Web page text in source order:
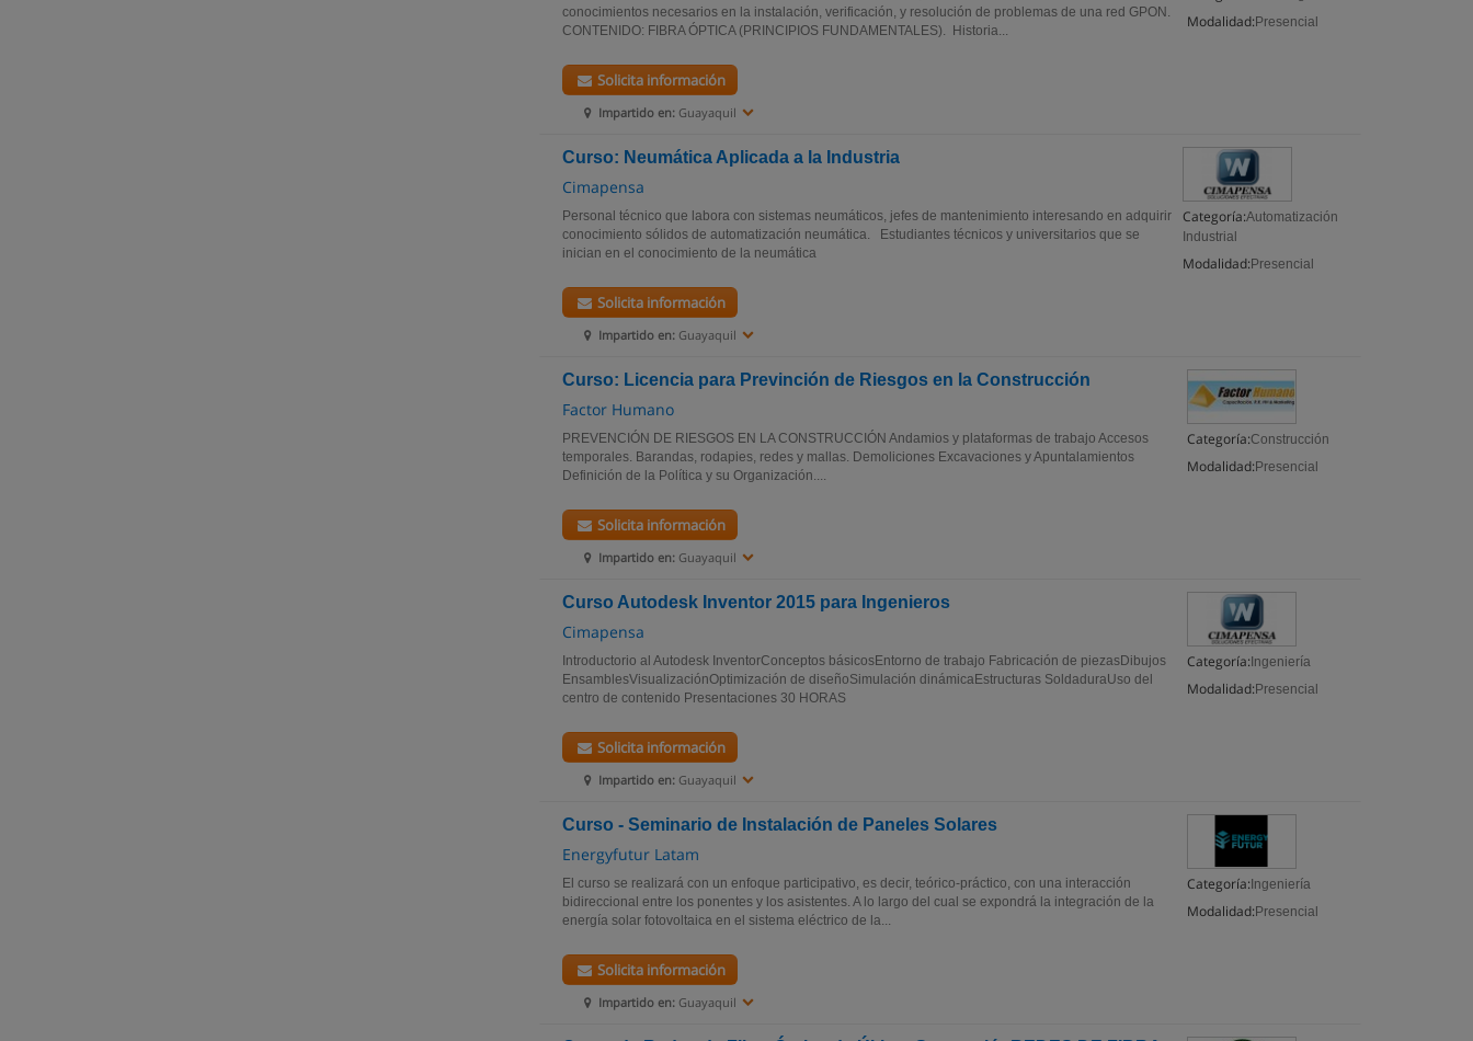
Modalidad: Presencial
conocimientos necesarios en la instalación, verificación, y resolución de problemas de una red GPON.
CONTENIDO: FIBRA ÓPTICA (PRINCIPIOS FUNDAMENTALES). Historia...
Impartido en: Guayaquil
Solicita información
Curso: Neumática Aplicada a la Industria
Cimapensa
Categoría:Automatización
Industrial
Modalidad: Presencial
Personal técnico que labora con sistemas neumáticos, jefes de mantenimiento interesando en adquirir
conocimiento sólidos de automatización neumática. Estudiantes técnicos y universitarios que se
inician en el conocimiento de la neumática
Impartido en: Guayaquil
Solicita información
Curso: Licencia para Previnción de Riesgos en la Construcción
Factor Humano
Categoría:Construcción
Modalidad: Presencial
PREVENCIÓN DE RIESGOS EN LA CONSTRUCCIÓN Andamios y plataformas de trabajo Accesos
temporales. Barandas, rodapies, redes y mallas. Demoliciones Excavaciones y Apuntalamientos
Definición de la Política y su Organización....
Impartido en: Guayaquil
Solicita información
Curso Autodesk Inventor 2015 para Ingenieros
Cimapensa
Categoría: Ingeniería
Modalidad: Presencial
Introductorio al Autodesk InventorConceptos básicosEntorno de trabajo Fabricación de piezasDibujos
EnsamblesVisualizaciónOptimización de diseñoSimulación dinámicaEstructuras SoldaduraUso del
centro de contenido Presentaciones 30 HORAS
Impartido en: Guayaquil
Solicita información
Curso - Seminario de Instalación de Paneles Solares
Energyfutur Latam
Categoría: Ingeniería
Modalidad: Presencial
El curso se realizará con un enfoque participativo, es decir, teórico-práctico, con una interacción
bidireccional entre los ponentes y los asistentes. A lo largo del cual se expondrá la integración de la
energía solar fotovoltaica en el sistema eléctrico de la...
Impartido en: Guayaquil
Solicita información